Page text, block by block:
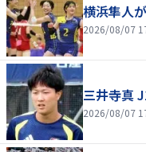
横浜隼人
2026/08/07
三井寺真
2026/08/07